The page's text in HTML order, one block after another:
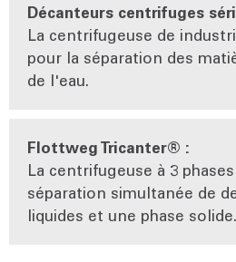
Décanteurs centrifuges
La centrifugeuse de
pour la séparation des
de l'eau.
Flottweg Tricanter® :
La centrifugeuse à 3
séparation simultanée de
liquides et une phase solide.